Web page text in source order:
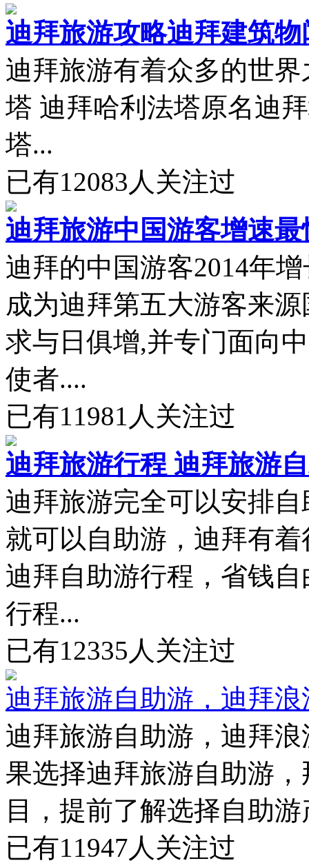
迪拜旅游攻略迪拜建筑
迪拜旅游有着众多的世
塔 迪拜哈利法塔原名迪
塔...
已有12083 人关注过
迪拜旅游中国游客增速最
迪拜的中国游客2014年
成为迪拜第五大游客来
求与日俱增,并专门面向
使者....
已有11981 人关注过
迪拜旅游行程 迪拜旅游
迪拜旅游完全可以安排
就可以自助游，迪拜有
迪拜自助游行程，省钱
行程...
已有12335 人关注过
迪拜旅游自助游，迪拜浪
迪拜旅游自助游，迪拜
果选择迪拜旅游自助游
目，提前了解选择自助游
已有11947人关注过